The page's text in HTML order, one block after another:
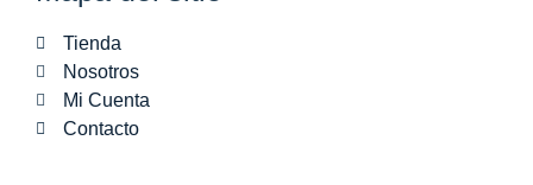
Tienda
Nosotros
Mi Cuenta
Contacto